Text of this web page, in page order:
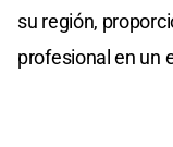
su región,
profesional en un